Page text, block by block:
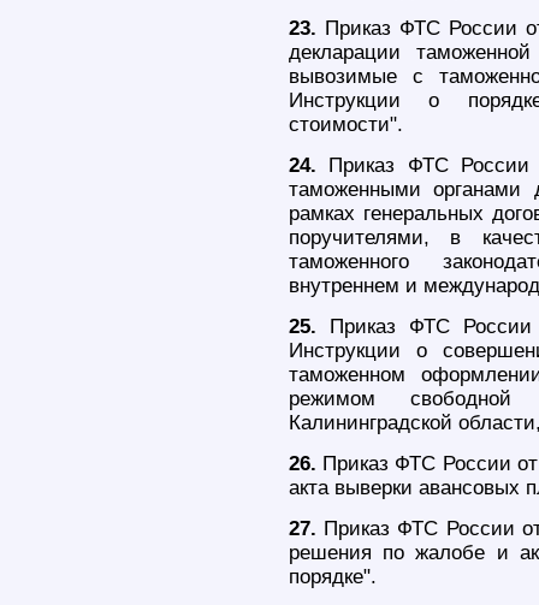
23. Приказ ФТС России
декларации
вывозимые с
Инструкции о
стоимости".
24. Приказ ФТС
таможенными органами
рамках генеральных
поручителями, в
таможенного
внутреннем и
25. Приказ ФТС
Инструкции о
таможенном
режимом
Калининградской
26. Приказ ФТС России
акта выверки авансовых
27. Приказ ФТС России
решения по жалобе и
порядке".